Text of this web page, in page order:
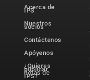
Acerca de
IPS
Nuestros
socios
Contáctenos
Apóyenos
¿Quieres
publicar
notas de
IPS?